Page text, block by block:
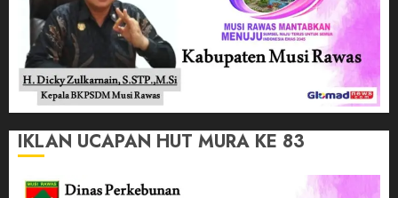
IKLAN UCAPAN HUT MURA KE 83